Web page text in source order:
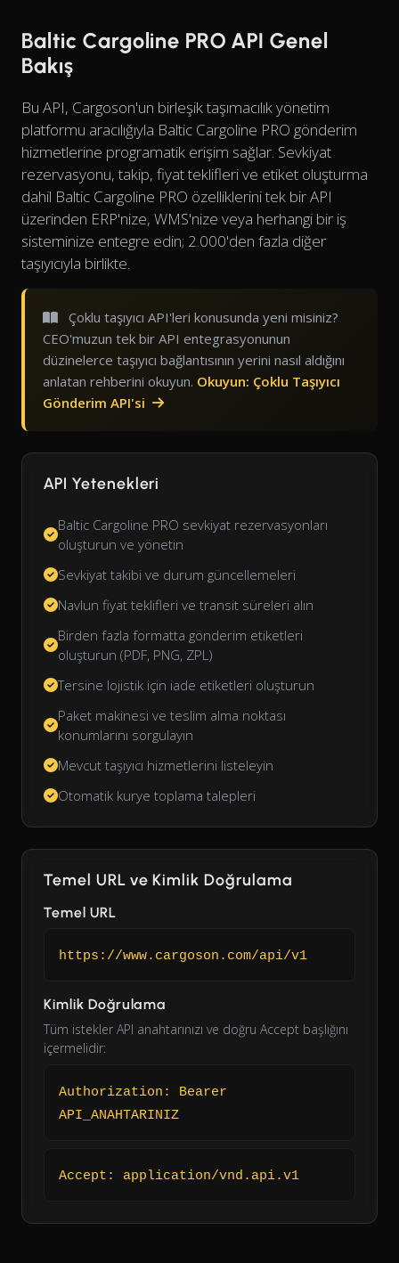
Baltic Cargoline PRO API Genel
Bakış
Bu API, Cargoson'un birleşik taşımacılık yönetim
platformu aracılığıyla Baltic Cargoline PRO gönderim
hizmetlerine programatik erişim sağlar. Sevkiyat
rezervasyonu, takip, fiyat teklifleri ve etiket oluşturma
dahil Baltic Cargoline PRO özelliklerini tek bir API
üzerinden ERP'nize, WMS'nize veya herhangi bir iş
sisteminize entegre edin; 2.000'den fazla diğer
taşıyıcıyla birlikte.
Çoklu taşıyıcı API'leri konusunda yeni misiniz?
CEO'muzun tek bir API entegrasyonunun
düzinelerce taşıyıcı bağlantısının yerini nasıl aldığını
anlatan rehberini okuyun. Okuyun: Çoklu Taşıyıcı
Gönderim API'si
API Yetenekleri
Baltic Cargoline PRO sevkiyat rezervasyonları
oluşturun ve yönetin
Sevkiyat takibi ve durum güncellemeleri
Navlun fiyat teklifleri ve transit süreleri alın
Birden fazla formatta gönderim etiketleri
oluşturun (PDF, PNG, ZPL)
Tersine lojistik için iade etiketleri oluşturun
Paket makinesi ve teslim alma noktası
konumlarını sorgulayın
Mevcut taşıyıcı hizmetlerini listeleyin
Otomatik kurye toplama talepleri
Temel URL ve Kimlik Doğrulama
Temel URL
https://www.cargoson.com/api/v1
Kimlik Doğrulama
Tüm istekler API anahtarınızı ve doğru Accept başlığını
içermelidir:
Authorization: Bearer
API_ANAHTARINIZ
Accept: application/vnd.api.v1